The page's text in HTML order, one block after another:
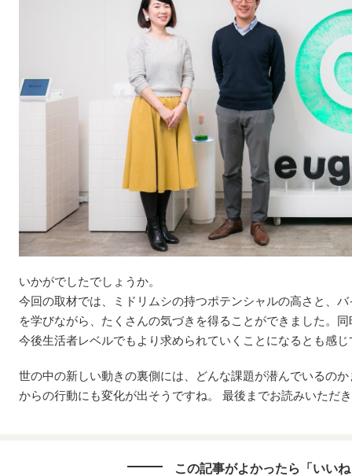
いかがでしたでしょうか。
今回の取材では、ミドリムシの持つポテンシャルの高さと、
を学びながら、たくさんの気づきを得ることができました。
今後生活者レベルでもより求められていくことになるとも感じ
世の中の新しい動きの裏側には、どんな課題が潜んでいるの
からの行動にも変化が出そうですね。 最後までお読みいただ
この記事がよかったら「いい